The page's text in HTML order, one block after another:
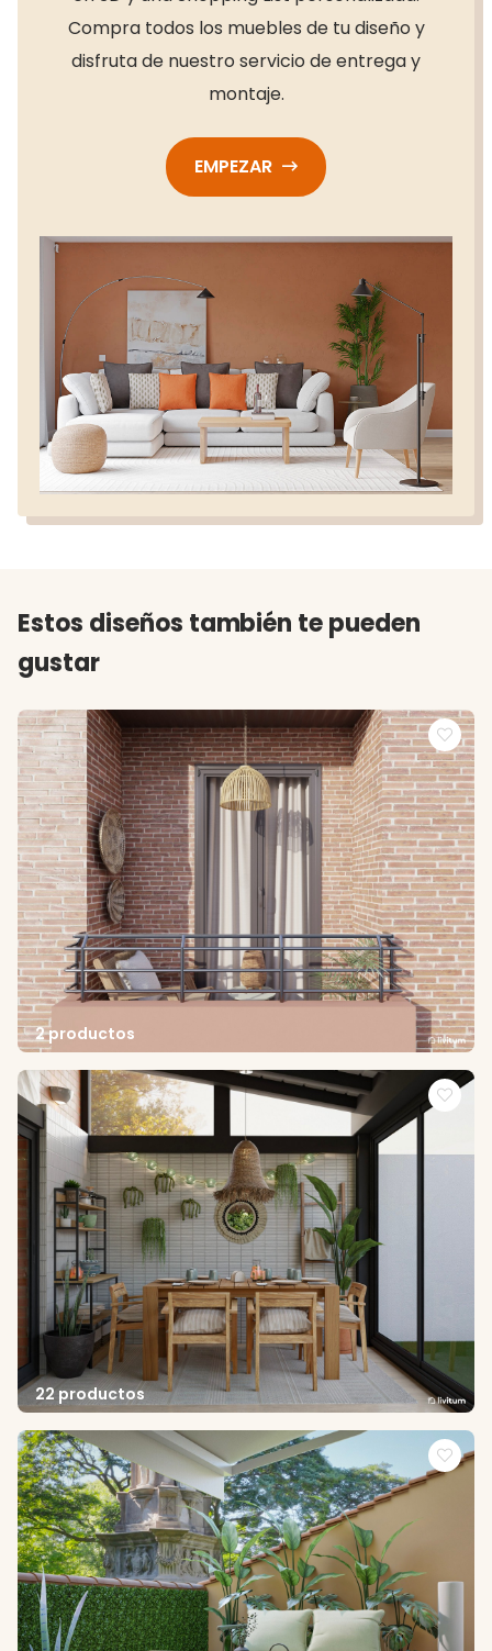
Compra todos los muebles de tu diseño y
disfruta de nuestro servicio de entrega y
montaje.
EMPEZAR
Estos diseños también te pueden
gustar
2 productos
22 productos